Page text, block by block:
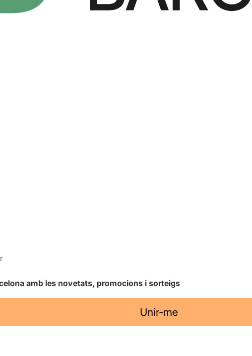
amb les novetats, promocions i sorteigs
Unir-me